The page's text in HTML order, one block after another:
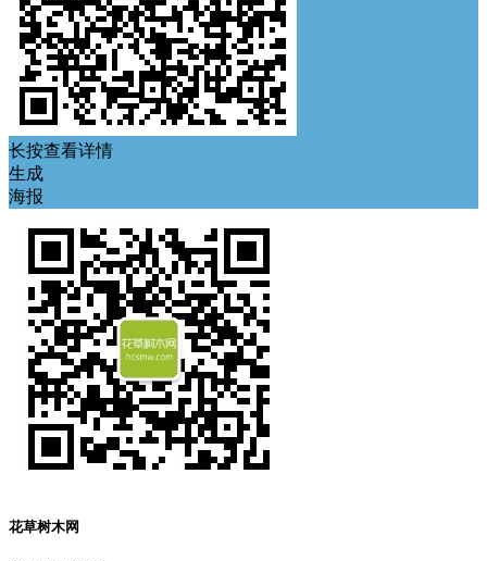
长按查看详情
生成
海报
花草树木网